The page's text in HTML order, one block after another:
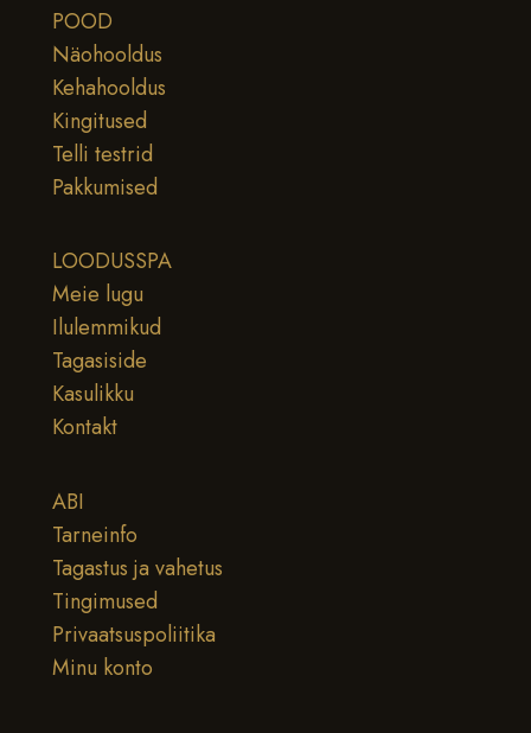
POOD
Näohooldus
Kehahooldus
Kingitused
Telli testrid
Pakkumised
LOODUSSPA
Meie lugu
Ilulemmikud
Tagasiside
Kasulikku
Kontakt
ABI
Tarneinfo
Tagastus ja vahetus
Tingimused
Privaatsuspoliitika
Minu konto